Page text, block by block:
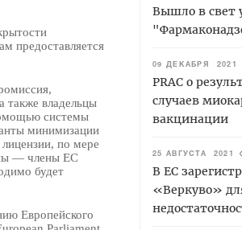
предоставляется
также владельцы
системы
минимизации
по мере
— члены ЕС
будет
Европейского
Вышло в свет
09 ДЕКАБРЯ 2021
PRAC о
случаев
вакцинации
25 АВГУСТА 2021
В ЕС
«Веркуво»